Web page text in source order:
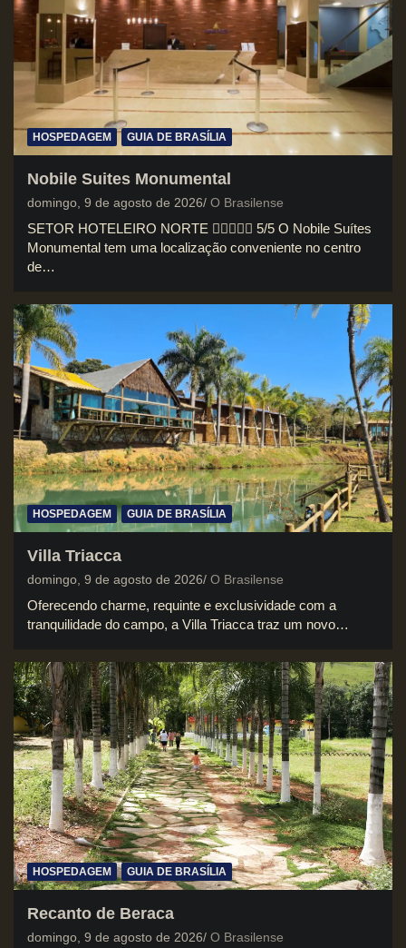
HOSPEDAGEM GUIA DE BRASÍLIA
Nobile Suites Monumental
domingo, 9 de agosto de 2026 O Brasilense
SETOR HOTELEIRO NORTE  5/5 O Nobile Suítes
Monumental tem uma localização conveniente no centro
de…
HOSPEDAGEM GUIA DE BRASÍLIA
Villa Triacca
domingo, 9 de agosto de 2026 O Brasilense
Oferecendo charme, requinte e exclusividade com a
tranquilidade do campo, a Villa Triacca traz um novo…
HOSPEDAGEM GUIA DE BRASÍLIA
Recanto de Beraca
domingo, 9 de agosto de 2026 O Brasilense